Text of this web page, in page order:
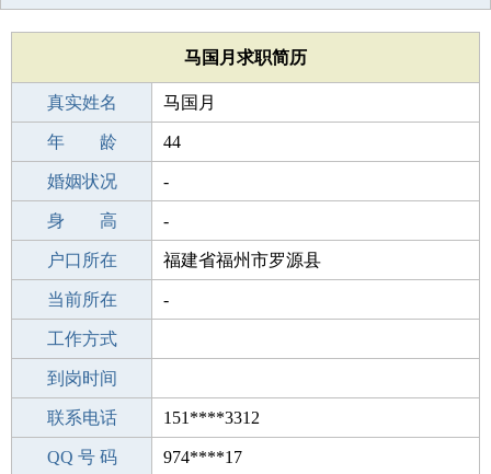
马国月求职简历
真实姓名 马国月
性 别 男
年 龄 44
出生年月 1982-02-08
婚姻状况 -
学 历 成人教育
身 高 -
毕业学校 平遥县职业学校
户口所在 福建省福州市罗源县
所学专业 -
当前所在 -
工作经验
工作方式
驾 照
到岗时间
期望月薪
联系电话 151****3312
手机号码 151****3312
QQ 号 码 974****17